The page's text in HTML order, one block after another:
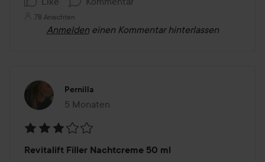
78 Ansichten
Anmelden einen Kommentar hinterlassen
Pernilla
5 Monaten
Der Beitrag wurde 5 Monaten erstellt
3
Revitalift Filler Nachtcreme 50 ml